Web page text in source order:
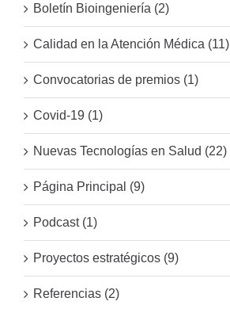
Boletín Bioingeniería (2)
Calidad en la Atención Médica (11)
Convocatorias de premios (1)
Covid-19 (1)
Nuevas Tecnologías en Salud (22)
Página Principal (9)
Podcast (1)
Proyectos estratégicos (9)
Referencias (2)